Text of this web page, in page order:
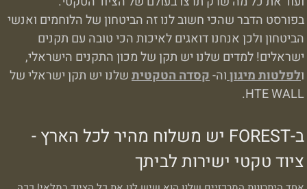
בפורסט הדבר שהכי חשוב לנו זה הביטחון של הלוחמים ואנשי
הביטחון ולכן אנחנו דואגים לאיכות הכי טובה עם תקנים
ישראלים! למדים שלנו יש תקן של מכון התקנים הישראלי,
ולפלטות מיגוןוה-קסדה הטקטיתשלנו יש תקן ישראלי של
HTE WALL.
ב-FOREST יש משלוח מהיר לכל הארץ -
ציוד טקטי ישירות לביתך